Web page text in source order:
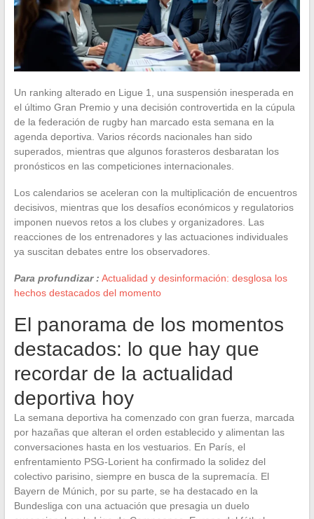
Un ranking alterado en Ligue 1, una suspensión inesperada en
el último Gran Premio y una decisión controvertida en la cúpula
de la federación de rugby han marcado esta semana en la
agenda deportiva. Varios récords nacionales han sido
superados, mientras que algunos forasteros desbaratan los
pronósticos en las competiciones internacionales.
Los calendarios se aceleran con la multiplicación de encuentros
decisivos, mientras que los desafíos económicos y regulatorios
imponen nuevos retos a los clubes y organizadores. Las
reacciones de los entrenadores y las actuaciones individuales
ya suscitan debates entre los observadores.
Para profundizar : Actualidad y desinformación: desglosa los
hechos destacados del momento
El panorama de los momentos
destacados: lo que hay que
recordar de la actualidad
deportiva hoy
La semana deportiva ha comenzado con gran fuerza, marcada
por hazañas que alteran el orden establecido y alimentan las
conversaciones hasta en los vestuarios. En París, el
enfrentamiento PSG-Lorient ha confirmado la solidez del
colectivo parisino, siempre en busca de la supremacía. El
Bayern de Múnich, por su parte, se ha destacado en la
Bundesliga con una actuación que presagia un duelo